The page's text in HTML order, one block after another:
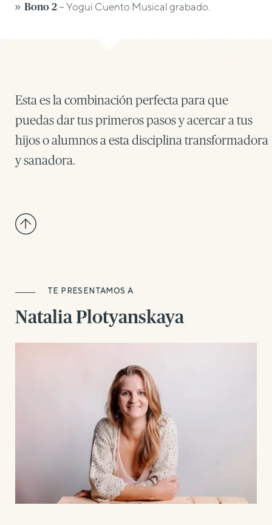
Bono 2~ Yogui Cuento Musical grabado.
Esta es la combinación perfecta para que
puedas dar tus primeros pasos y acercar a tus
hijos o alumnos a esta disciplina transformadora
y sanadora.
TE PRESENTAMOS A
Natalia Plotyanskaya